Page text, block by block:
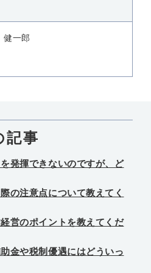
一郎
記事
発揮できないのですが、ど
の注意点について教えてく
営のポイントを教えてくだ
金や税制優遇にはどういっ